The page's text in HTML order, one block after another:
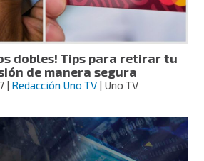
próximos
dobles! Tips para retirar tu
de manera segura
| Redacción Uno TV | Uno TV
con